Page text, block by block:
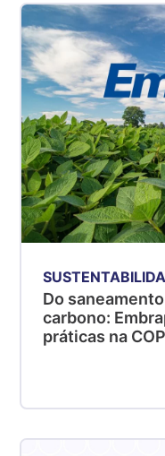
Do
carbono:
práticas na